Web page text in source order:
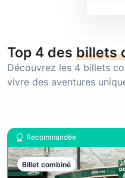
Top 4 des billets
Découvrez les 4 billets
vivre des aventures
Recommandée
Billet combiné